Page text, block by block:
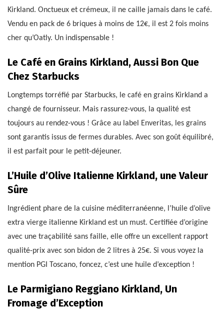
Kirkland. Onctueux et crémeux, il ne caille jamais dans le café.
Vendu en pack de 6 briques à moins de 12€, il est 2 fois moins
cher qu’Oatly. Un indispensable !
Le Café en Grains Kirkland, Aussi Bon Que
Chez Starbucks
Longtemps torréfié par Starbucks, le café en grains Kirkland a
changé de fournisseur. Mais rassurez-vous, la qualité est
toujours au rendez-vous ! Grâce au label Enveritas, les grains
sont garantis issus de fermes durables. Avec son goût équilibré,
il est parfait pour le petit-déjeuner.
L’Huile d’Olive Italienne Kirkland, une Valeur
Sûre
Ingrédient phare de la cuisine méditerranéenne, l’huile d’olive
extra vierge italienne Kirkland est un must. Certifiée d’origine
avec une traçabilité sans faille, elle offre un excellent rapport
qualité-prix avec son bidon de 2 litres à 25€. Si vous voyez la
mention PGI Toscano, foncez, c’est une huile d’exception !
Le Parmigiano Reggiano Kirkland, Un
Fromage d’Exception